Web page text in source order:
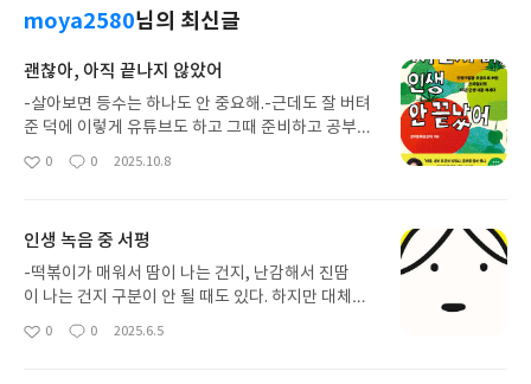
moya2580님의 최신글
괜찮아, 아직 끝나지 않았어
-살아보면 등수는 하나도 안 중요해.-근데도 잘 버텨
준 덕에 이렇게 유튜브도 하고 그때 준비하고 공부
한 걸 다 써먹고 있잖아. 한 우물만 파다 보면 언젠가
는 물이 나온다고. 우리는잘 선택했어. 처음에는 재
닌 일에도 감사하게 돼. 19p-남이랑 어울리는 게 손
해보는 일 같아도, 결국 다 나한테 좋은 기운으로 돌
아오는 법이여. 사람이 어떻게 혼자 산다고 그래. 말
어. 혼자 사는 세상은 맛도 없고, 정도 없어. 같이 웃
좋
0
댓
0
작
2025.10.8
인생 녹음 중 서평
-떡볶이가 매워서 땀이 나는 건지, 난감해서 진땀
이 나는 건지 구분이 안 될 때도 있다. 하지만 대체
로 먹는 내내 우리 두 사람 얼굴에 장난기 가득한 미
소가 떠나질 않는다. 아마도 떡볶이와 어울리는 시시
좋
0
댓
0
작
2025.6.5